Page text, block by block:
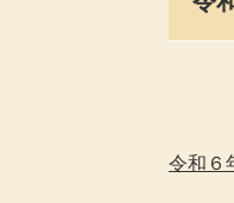
令和６